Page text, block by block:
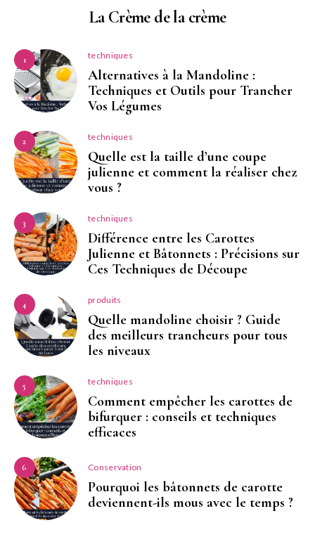
La Crème de la crème
1 techniques
Alternatives à la Mandoline :
Techniques et Outils pour Trancher
Vos Légumes
2 techniques
Quelle est la taille d’une coupe
julienne et comment la réaliser chez
vous ?
3 techniques
Différence entre les Carottes
Julienne et Bâtonnets : Précisions sur
Ces Techniques de Découpe
4 produits
Quelle mandoline choisir ? Guide
des meilleurs trancheurs pour tous
les niveaux
5 techniques
Comment empêcher les carottes de
bifurquer : conseils et techniques
efficaces
6 Conservation
Pourquoi les bâtonnets de carotte
deviennent-ils mous avec le temps ?